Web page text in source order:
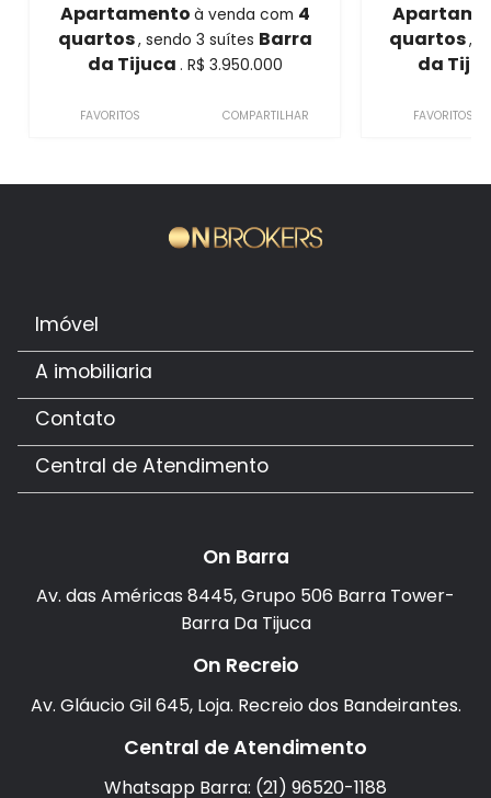
Apartamento à venda com 4
quartos, sendo 3 suítes Barra
da Tijuca . R$ 3.950.000
FAVORITOS COMPARTILHAR
quartos,
da
FAVORITOS
Imóvel
A imobiliaria
Contato
Central de Atendimento
On Barra
Av. das Américas 8445, Grupo 506 Barra Tower-
Barra Da Tijuca
On Recreio
Av. Gláucio Gil 645, Loja. Recreio dos Bandeirantes.
Central de Atendimento
Whatsapp Barra: (21) 96520-1188